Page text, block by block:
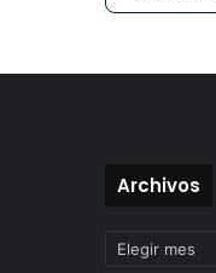
Archivos